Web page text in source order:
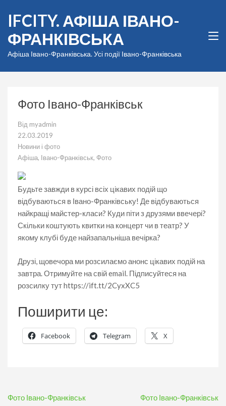
вмісту
(натисніть
Enter)
IFCITY. АФІША ІВАНО-
ФРАНКІВСЬКА
Афіша Івано-Франківська. Усі події Івано-Франківська
Фото Івано-Франківськ
Від myadmin
22.03.2019
Новини і фото
Афіша, Івано-Франківськ, Фото
Будьте завжди в курсі всіх цікавих подій що
відбуваються в Івано-Франківську! Де відбуваються
найкращі майстер-класи? Куди піти з друзями ввечері?
Скільки коштують квитки на концерт чи в театр? У
якому клубі буде найзапальніша вечірка?
Друзі, щовечора ми розсилаємо анонс цікавих подій на
завтра. Отримуйте на свій email. Підписуйтеся на
розсилку тут https://ift.tt/2CyxXC5
Поширити це:
Facebook Telegram X
Навігація
Фото Івано-Франківськ Фото Івано-Франківськ